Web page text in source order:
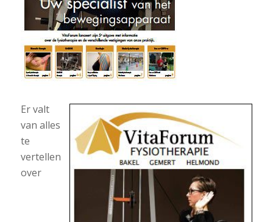
Er valt
van alles
te
vertellen
over